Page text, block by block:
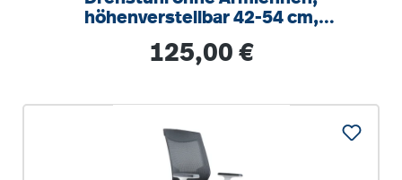
höhenverstellbar 42-54 cm,
Regulärer Preis:
125,00 €